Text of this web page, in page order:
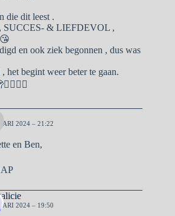
die dit leest .
SUCCES- & LIEFDEVOL ,
en ook ziek begonnen , dus was
het begint weer beter te gaan.
2024 – 21:22
en Ben,
2024 – 19:50